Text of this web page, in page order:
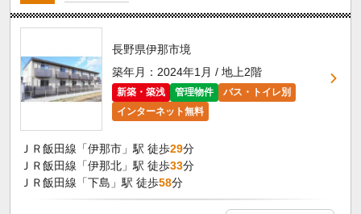
長野県伊那市境
築年月：2024年1月 / 地上2階
新築・築浅 管理物件
バス・トイレ別
インターネット無料
ＪＲ飯田線「伊那市」駅 徒歩29分
ＪＲ飯田線「伊那北」駅 徒歩33分
ＪＲ飯田線「下島」駅 徒歩58分